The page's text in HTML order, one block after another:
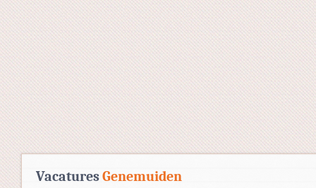
VacaturesGenemuiden